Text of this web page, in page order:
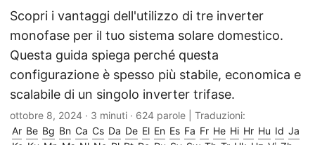
Scopri i vantaggi dell'utilizzo di tre inverter
monofase per il tuo sistema solare domestico.
Questa guida spiega perché questa
configurazione è spesso più stabile, economica e
scalabile di un singolo inverter trifase.
ottobre 8, 2024 · 3 minuti · 624 parole | Traduzioni:
Ar Be Bg Bn Ca Cs Da De El En Es Fa Fr He Hi Hr Hu Id Ja